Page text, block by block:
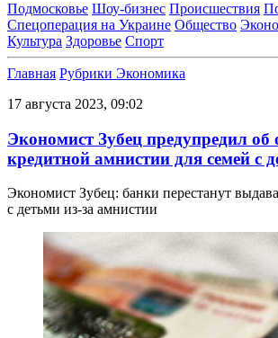
Подмосковье Шоу-бизнес Происшествия
Спецоперация на Украине Общество
Культура Здоровье Спорт
Главная Рубрики Экономика
17 августа 2023, 09:02
Экономист Зубец предупредил об
кредитной амнистии для семей с
Экономист Зубец: банки перестанут
с детьми из-за амнистии